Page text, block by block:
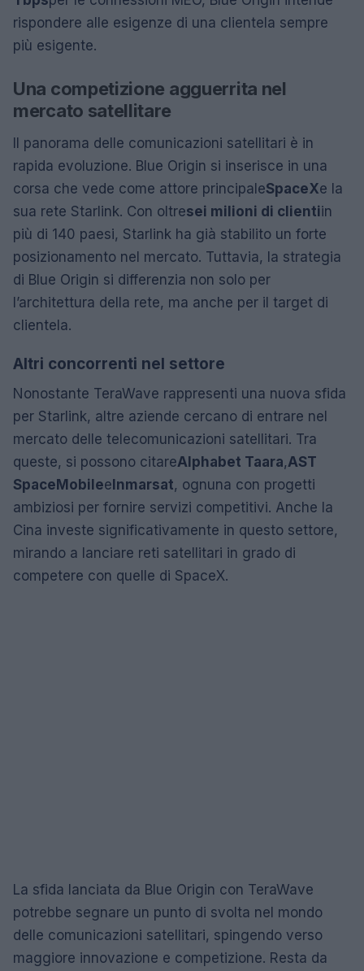
rispondere alle esigenze di una clientela sempre
più esigente.
Una competizione agguerrita nel
mercato satellitare
Il panorama delle comunicazioni satellitari è in
rapida evoluzione. Blue Origin si inserisce in una
corsa che vede come attore principaleSpaceXe la
sua rete Starlink. Con oltresei milioni di clientiin
più di 140 paesi, Starlink ha già stabilito un forte
posizionamento nel mercato. Tuttavia, la strategia
di Blue Origin si differenzia non solo per
l’architettura della rete, ma anche per il target di
clientela.
Altri concorrenti nel settore
Nonostante TeraWave rappresenti una nuova sfida
per Starlink, altre aziende cercano di entrare nel
mercato delle telecomunicazioni satellitari. Tra
queste, si possono citareAlphabet Taara,AST
SpaceMobileeInmarsat, ognuna con progetti
ambiziosi per fornire servizi competitivi. Anche la
Cina investe significativamente in questo settore,
mirando a lanciare reti satellitari in grado di
competere con quelle di SpaceX.
La sfida lanciata da Blue Origin con TeraWave
potrebbe segnare un punto di svolta nel mondo
delle comunicazioni satellitari, spingendo verso
maggiore innovazione e competizione. Resta da